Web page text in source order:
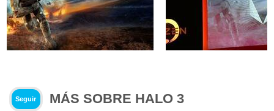
Seguir MÁS SOBRE HALO 3